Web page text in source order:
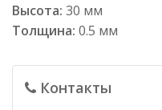
Высота: 30 мм
Толщина: 0.5 мм
Контакты